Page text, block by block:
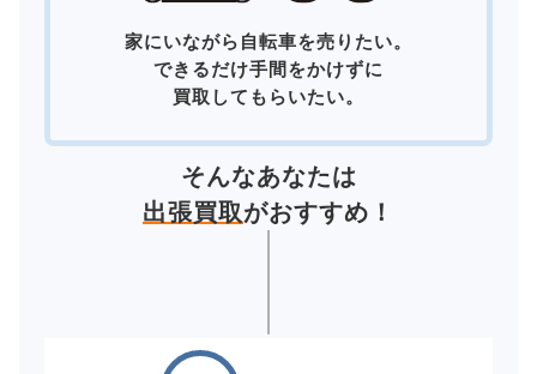
家にいながら自転車を売りたい。
できるだけ手間をかけずに
買取してもらいたい。
そんなあなたは
出張買取がおすすめ！